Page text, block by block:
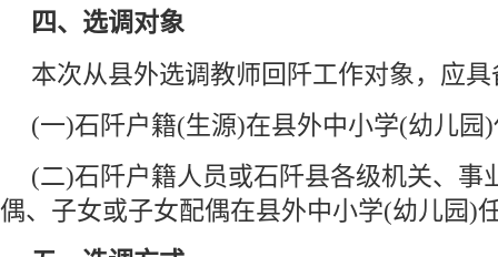
四、选调对象
本次从县外选调教师回阡工作对象，应
(一)石阡户籍(生源)在县外中小学(幼儿园
(二)石阡户籍人员或石阡县各级机关、事
偶、子女或子女配偶在县外中小学(幼儿园)